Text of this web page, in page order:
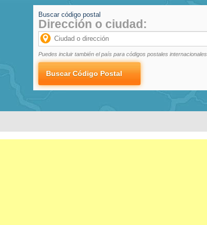
Buscar código postal
Dirección o ciudad:
Puedes incluir también el país para códigos postales internacionales